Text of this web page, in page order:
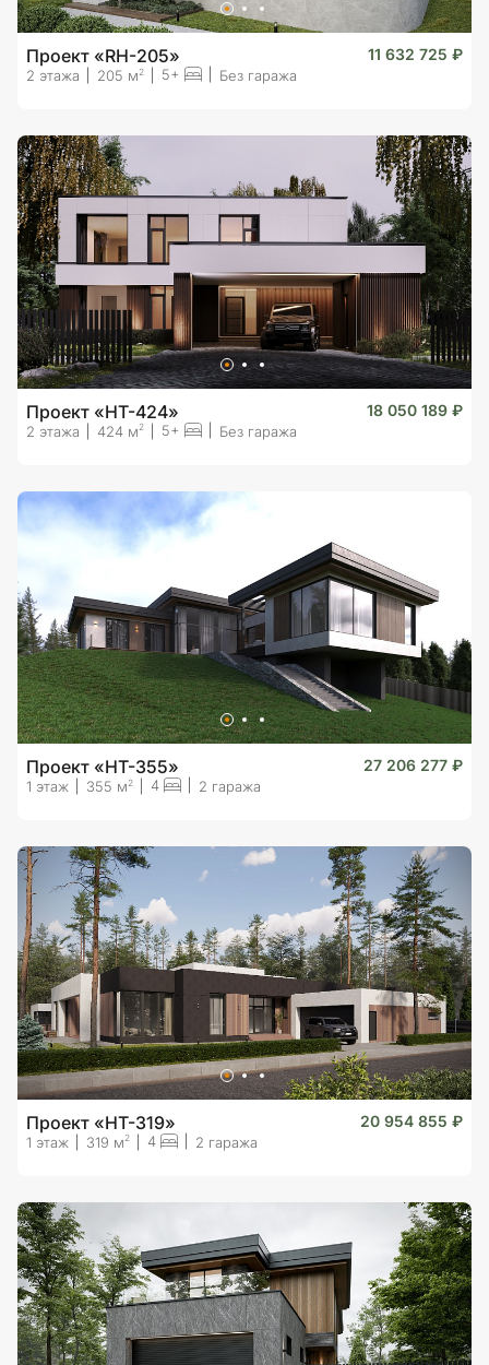
Проект «RH-205» 11 632 725 ₽
2 этажа 205 м 2 5+ Без гаража
Проект «HT-424» 18 050 189 ₽
2 этажа 424 м2 5+ Без гаража
Проект «HT-355» 27 206 277 ₽
1 этаж 355 м 2 4 2 гаража
Проект «HT-319» 20 954 855 ₽
1 этаж 319 м2 4 2 гаража